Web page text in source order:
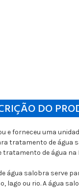
DO
e forneceu uma
tratamento de água
tratamento de água na
água salobra serve
lago ou rio. A água